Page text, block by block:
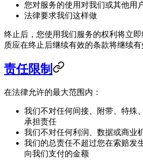
您对服务的使用对我们或其他用
法律要求我们这样做
终止后，您使用我们服务的权利将立
质应在终止后继续有效的条款将继续有
责任限制
在法律允许的最大范围内：
我们不对任何间接、附带、特殊
承担责任
我们不对任何利润、数据或商业
我们的总责任不超过您在索赔发
向我们支付的金额